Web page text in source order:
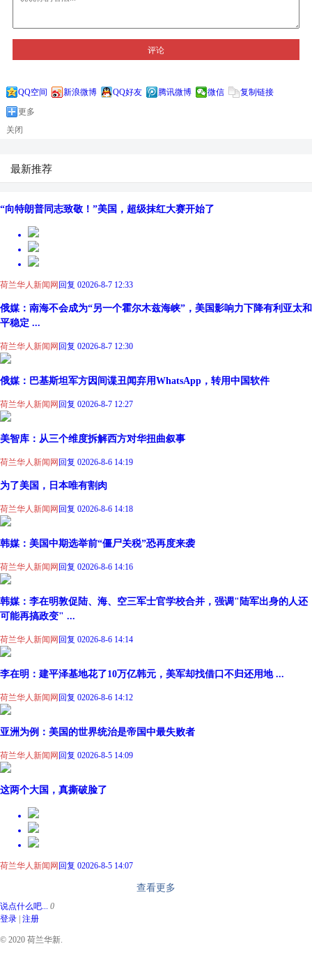
评论
QQ空间 新浪微博 QQ好友 腾讯微博 微信
复制链接
更多
关闭
最新推荐
“向特朗普同志致敬！”美国，超级抹红大赛开始了
荷兰华人新闻网回复 02026-8-7 12:33
俄媒：南海不会成为“另一个霍尔木兹海峡”，美国影响力下降有利亚太和
平稳定 ...
荷兰华人新闻网回复 02026-8-7 12:30
俄媒：巴基斯坦军方因间谍丑闻弃用WhatsApp，转用中国软件
荷兰华人新闻网 回复 02026-8-7 12:27
美智库：从三个维度拆解西方对华扭曲叙事
荷兰华人新闻网 回复 02026-8-6 14:19
为了美国，日本唯有割肉
荷兰华人新闻网 回复 02026-8-6 14:18
韩媒：美国中期选举前“僵尸关税”恐再度来袭
荷兰华人新闻网 回复 02026-8-6 14:16
韩媒：李在明敦促陆、海、空三军士官学校合并，强调"陆军出身的人还
可能再搞政变" ...
荷兰华人新闻网 回复 02026-8-6 14:14
李在明：建平泽基地花了10万亿韩元，美军却找借口不归还用地 ...
荷兰华人新闻网 回复 02026-8-6 14:12
亚洲为例：美国的世界统治是帝国中最失败者
荷兰华人新闻网 回复 02026-8-5 14:09
这两个大国，真撕破脸了
荷兰华人新闻网 回复 02026-8-5 14:07
查看更多
说点什么吧... 0
登录 注册
© 2020 荷兰华新.